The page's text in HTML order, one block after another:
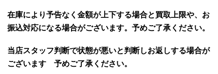
在庫により予告なく金額が上下する場合と買取上限や、お
振込対応になる場合がございます。予めご了承ください。
当店スタッフ判断で状態が悪いと判断しお返しする場合が
ございます 予めご了承ください。